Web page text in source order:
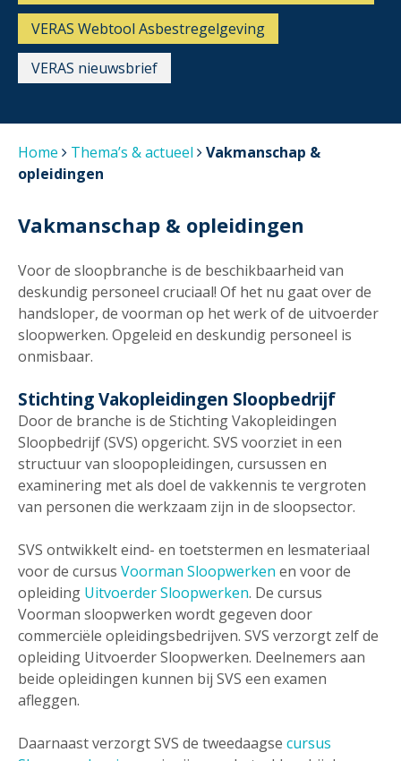
VERAS Webtool Asbestregelgeving
VERAS nieuwsbrief
Home Thema’s & actueel
Vakmanschap &
opleidingen
Vakmanschap & opleidingen
Voor de sloopbranche is de beschikbaarheid van
deskundig personeel cruciaal! Of het nu gaat over de
handsloper, de voorman op het werk of de uitvoerder
sloopwerken. Opgeleid en deskundig personeel is
onmisbaar.
Stichting Vakopleidingen Sloopbedrijf
Door de branche is de Stichting Vakopleidingen
Sloopbedrijf (SVS) opgericht. SVS voorziet in een
structuur van sloopopleidingen, cursussen en
examinering met als doel de vakkennis te vergroten
van personen die werkzaam zijn in de sloopsector.
SVS ontwikkelt eind- en toetstermen en lesmateriaal
voor de cursus Voorman Sloopwerken en voor de
opleiding Uitvoerder Sloopwerken. De cursus
Voorman sloopwerken wordt gegeven door
commerciële opleidingsbedrijven. SVS verzorgt zelf de
opleiding Uitvoerder Sloopwerken. Deelnemers aan
beide opleidingen kunnen bij SVS een examen
afleggen.
Daarnaast verzorgt SVS de tweedaagse cursus